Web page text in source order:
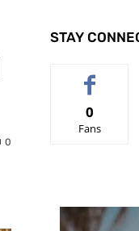
0
STAY
0
Fans